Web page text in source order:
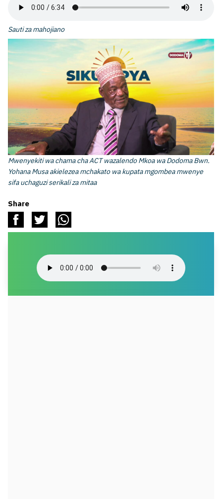
Sauti za mahojiano
Mwenyekiti wa chama cha ACT wazalendo Mkoa wa Dodoma Bwn.
Yohana Musa akielezea mchakato wa kupata mgombea mwenye
sifa uchaguzi serikali za mitaa
Share